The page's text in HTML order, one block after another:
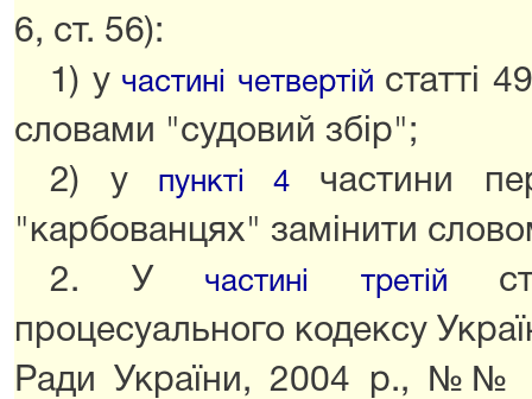
6, ст. 56):
1) у частині четвертій статті
словами "судовий збір";
2) у
пункті 4
частини
"карбованцях" замінити
2. У
частині третій
процесуального кодексу
Ради України, 2004 р., №№